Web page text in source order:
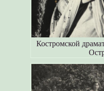
Костромской